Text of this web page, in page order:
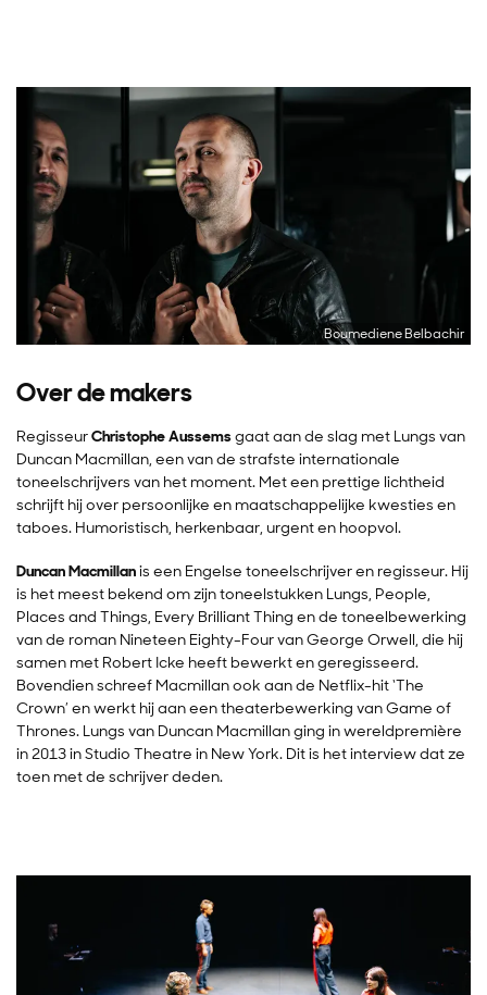
Boumediene Belbachir
Over de makers
RegisseurChristophe Aussemsgaat aan de slag met Lungs van
Duncan Macmillan, een van de strafste internationale
toneelschrijvers van het moment. Met een prettige lichtheid
schrijft hij over persoonlijke en maatschappelijke kwesties en
taboes. Humoristisch, herkenbaar, urgent en hoopvol.
Duncan Macmillanis een Engelse toneelschrijver en regisseur. Hij
is het meest bekend om zijn toneelstukken Lungs, People,
Places and Things, Every Brilliant Thing en de toneelbewerking
van de roman Nineteen Eighty-Four van George Orwell, die hij
samen met Robert Icke heeft bewerkt en geregisseerd.
Bovendien schreef Macmillan ook aan de Netflix-hit ‘The
Crown’ en werkt hij aan een theaterbewerking van Game of
Thrones. Lungs van Duncan Macmillan ging in wereldpremière
in 2013 in Studio Theatre in New York. Dit is het interview dat ze
toen met de schrijver deden.